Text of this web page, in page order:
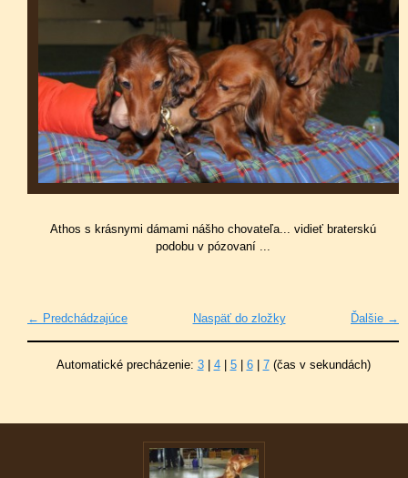
Athos s krásnymi dámami nášho chovateľa... vidieť braterskú
podobu v pózovaní ...
← Predchádzajúce Ďalšie →
Naspäť do zložky
Automatické precházenie: 3| 4| 5| 6| 7(čas v sekundách)